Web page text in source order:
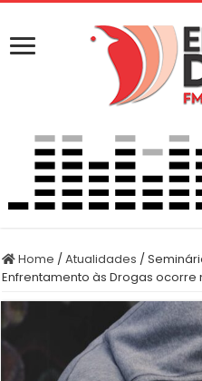
Home /Atualidades /
Enfrentamento às Drogas ocorre